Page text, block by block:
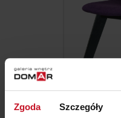
Zgoda Szczegóły